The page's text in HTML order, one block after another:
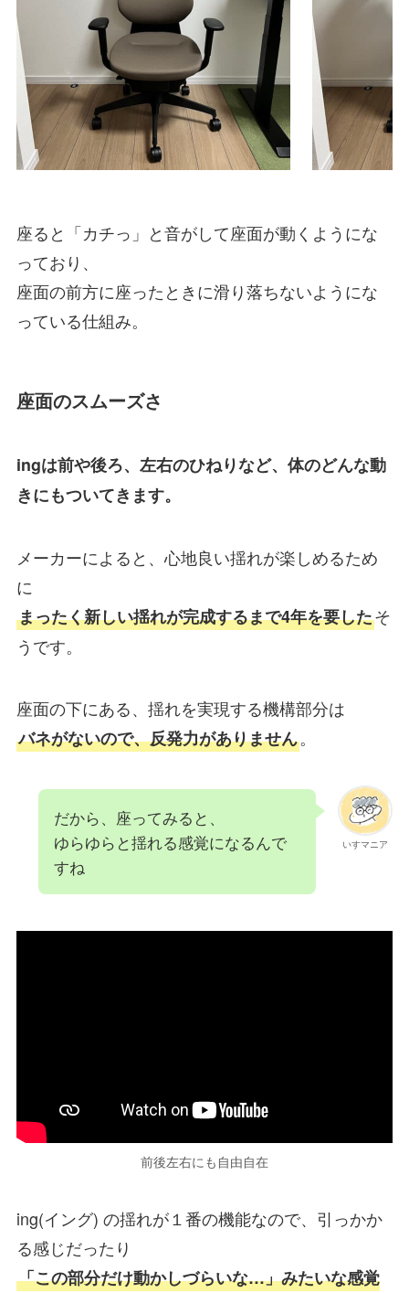
座ると「カチっ」と音がして座面が動くようにな
っており、
座面の前方に座ったときに滑り落ちないようにな
っている仕組み。
座面のスムーズさ
ingは前や後ろ、左右のひねりなど、体のどんな動
きにもついてきます。
メーカーによると、心地良い揺れが楽しめるため
に
まったく新しい揺れが完成するまで4年を要したそ
うです。
座面の下にある、揺れを実現する機構部分は
バネがないので、反発力がありません。
いすマニア
だから、座ってみると、
ゆらゆらと揺れる感覚になるんで
すね
前後左右にも自由自在
ing(イング) の揺れが１番の機能なので、 引っかか
る感じだったり
「この部分だけ動かしづらいな…」みたいな感覚